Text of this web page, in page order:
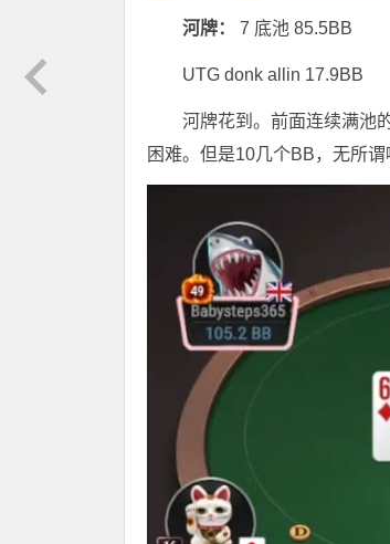
河牌： 7 底池 85.5BB
UTG donk allin 17.9BB
河牌花到。前面连续满池
困难。但是10几个BB，无所